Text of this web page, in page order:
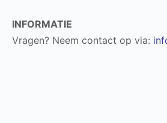
INFORMATIE
Vragen? Neem contact op via: